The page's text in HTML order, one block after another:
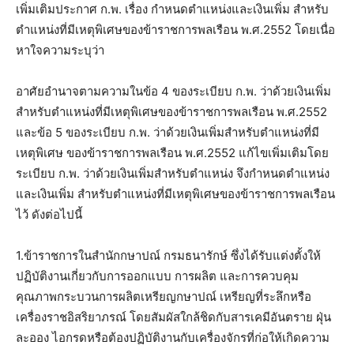
เพิ่มเติมประกาศ ก.พ. เรื่อง กําหนดตําแหน่งและเงินเพิ่ม สําหรับ
ตําแหน่งที่มีเหตุพิเศษของข้าราชการพลเรือน พ.ศ.2552 โดยเนื่อ
หาใจความระบุว่า
อาศัยอํานาจตามความในข้อ 4 ของระเบียบ ก.พ. ว่าด้วยเงินเพิ่ม
สําหรับตําแหน่งที่มีเหตุพิเศษของข้าราชการพลเรือน พ.ศ.2552
และข้อ 5 ของระเบียบ ก.พ. ว่าด้วยเงินเพิ่มสําหรับตําแหน่งที่มี
เหตุพิเศษ ของข้าราชการพลเรือน พ.ศ.2552 แก้ไขเพิ่มเติมโดย
ระเบียบ ก.พ. ว่าด้วยเงินเพิ่มสําหรับตําแหน่ง จึงกําหนดตําแหน่ง
และเงินเพิ่ม สําหรับตําแหน่งที่มีเหตุพิเศษของข้าราชการพลเรือน
ไว้ ดังต่อไปนี้
1.ข้าราชการในสํานักกษาปณ์ กรมธนารักษ์ ซึ่งได้รับแต่งตั้งให้
ปฏิบัติงานเกี่ยวกับการออกแบบ การผลิต และการควบคุม
คุณภาพกระบวนการผลิตเหรียญกษาปณ์ เหรียญที่ระลึกหรือ
เครื่องราชอิสริยาภรณ์ โดยสัมผัสใกล้ชิดกับสารเคมีอันตราย ฝุ่น
ละออง ไอกรดหรือต้องปฏิบัติงานกับเครื่องจักรที่ก่อให้เกิดความ